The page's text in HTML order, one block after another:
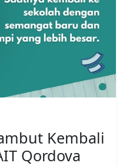
Kembali
Qordova